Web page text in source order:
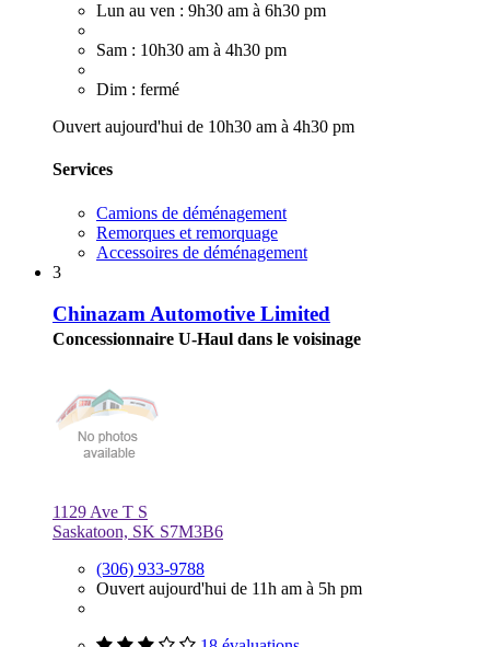
Lun au ven : 9h30 am à 6h30 pm
Sam : 10h30 am à 4h30 pm
Dim : fermé
Ouvert aujourd'hui de 10h30 am à 4h30 pm
Services
Camions de déménagement
Remorques et remorquage
Accessoires de déménagement
3
Chinazam Automotive Limited
Concessionnaire U-Haul dans le voisinage
1129 Ave T S
Saskatoon, SK S7M3B6
(306) 933-9788
Ouvert aujourd'hui de 11h am à 5h pm